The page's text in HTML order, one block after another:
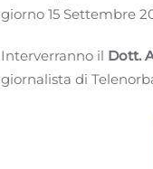
giorno 15 Settembre
Interverranno il Dott.
giornalista di